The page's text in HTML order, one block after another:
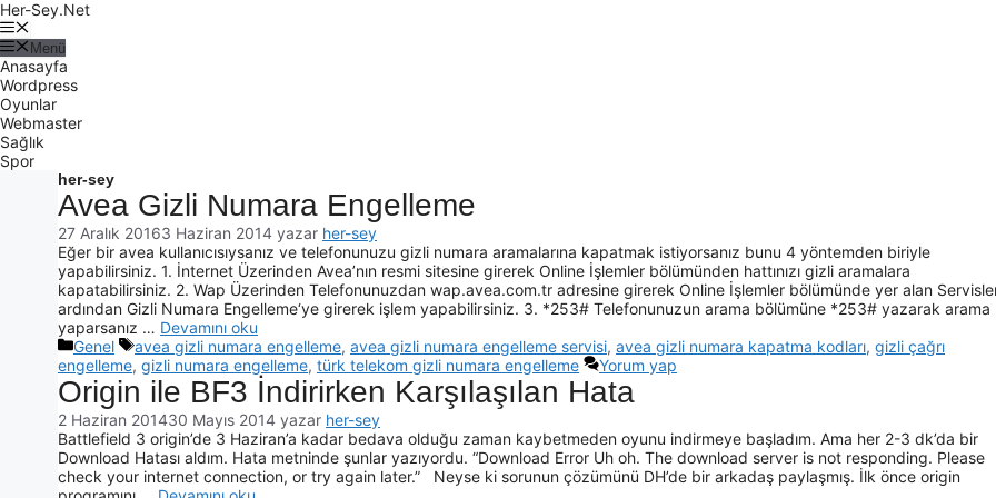
Her-Sey.Net
Menü
Anasayfa
Wordpress
Oyunlar
Webmaster
Sağlık
Spor
her-sey
Avea Gizli Numara Engelleme
27 Aralık 20163 Haziran 2014 yazar her-sey
Eğer bir avea kullanıcısıysanız ve telefonunuzu gizli numara aramalarına kapatmak istiyorsanız bunu 4 yöntemden biriyle
yapabilirsiniz. 1. İnternet Üzerinden Avea’nın resmi sitesine girerek Online İşlemler bölümünden hattınızı gizli aramalara
kapatabilirsiniz. 2. Wap Üzerinden Telefonunuzdan wap.avea.com.tr adresine girerek Online İşlemler bölümünde yer alan
ardından Gizli Numara Engelleme‘ye girerek işlem yapabilirsiniz. 3. *253# Telefonunuzun arama bölümüne *253# yazarak arama
yaparsanız … Devamını oku
Genel
avea gizli numara engelleme, avea gizli numara engelleme servisi, avea gizli numara kapatma kodları, gizli çağrı
engelleme, gizli numara engelleme, türk telekom gizli numara engelleme Yorum yap
Origin ile BF3 İndirirken Karşılaşılan Hata
2 Haziran 201430 Mayıs 2014 yazar her-sey
Battlefield 3 origin’de 3 Haziran’a kadar bedava olduğu zaman kaybetmeden oyunu indirmeye başladım. Ama her 2-3 dk’da bir
Download Hatası aldım. Hata metninde şunlar yazıyordu. “Download Error Uh oh. The download server is not responding. Please
check your internet connection, or try again later.” Neyse ki sorunun çözümünü DH’de bir arkadaş paylaşmış. İlk önce origin